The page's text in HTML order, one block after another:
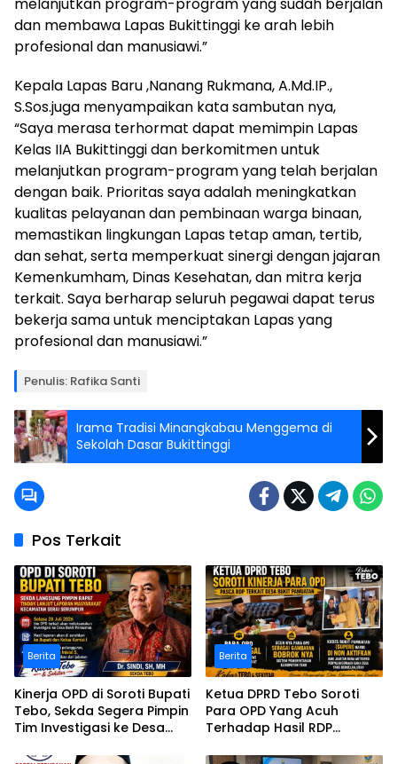
melanjutkan program-program yang sudah berjalan
dan membawa Lapas Bukittinggi ke arah lebih
profesional dan manusiawi.”
Kepala Lapas Baru ,Nanang Rukmana, A.Md.IP.,
S.Sos.juga menyampaikan kata sambutan nya,
“Saya merasa terhormat dapat memimpin Lapas
Kelas IIA Bukittinggi dan berkomitmen untuk
melanjutkan program-program yang telah berjalan
dengan baik. Prioritas saya adalah meningkatkan
kualitas pelayanan dan pembinaan warga binaan,
memastikan lingkungan Lapas tetap aman, tertib,
dan sehat, serta memperkuat sinergi dengan jajaran
Kemenkumham, Dinas Kesehatan, dan mitra kerja
terkait. Saya berharap seluruh pegawai dapat terus
bekerja sama untuk menciptakan Lapas yang
profesional dan manusiawi.”
Penulis: Rafika Santi
Irama Tradisi Minangkabau Menggema di
Sekolah Dasar Bukittinggi
Pos Terkait
Berita
Kinerja OPD di Soroti Bupati
Tebo, Sekda Segera Pimpin
Tim Investigasi ke Desa
Berita
Ketua DPRD Tebo Soroti
Para OPD Yang Acuh
Terhadap Hasil RDP